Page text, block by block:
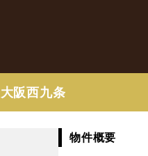
阪西九条
物件概要